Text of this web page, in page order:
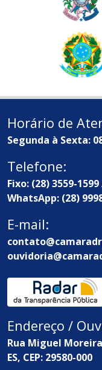
Horário de
Segunda à Sexta:
Telefone:
Fixo: (28) 3559-
WhatsApp: (28)
E-mail:
Endereço /
Rua Miguel
ES, CEP: 29580-000